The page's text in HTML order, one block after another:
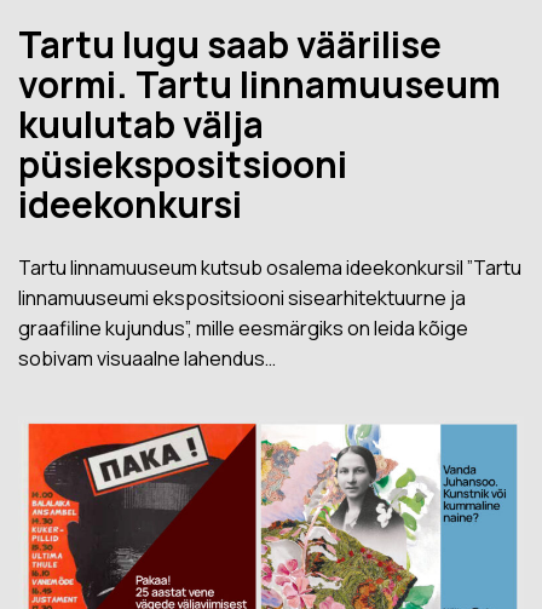
Tartu lugu saab väärilise
vormi. Tartu linnamuuseum
kuulutab välja
püsiekspositsiooni
ideekonkursi
Tartu linnamuuseum kutsub osalema ideekonkursil ”Tartu
linnamuuseumi ekspositsiooni sisearhitektuurne ja
graafiline kujundus”, mille eesmärgiks on leida kõige
sobivam visuaalne lahendus…